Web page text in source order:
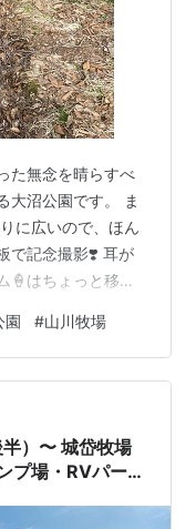
た無念を晴らすべ
大沼公園です。 ま
に広いので、ほん
で記念撮影❣️ 耳が
🍦はちょっと移動
いよ💢 でもかわい
んの見学をしまし
寄って来ました
ん😅 自分より巨大
牛さんとすあまの
園 #山川牧場
）〜 城岱牧場
プ場・RVパーク